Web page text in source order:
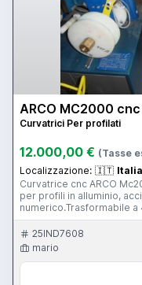
ARCO MC2000 cnc
Curvatrici Per profilati
12.000,00 € (Tasse
Localizzazione: 🇮🇹 Italia
Curvatrice cnc ARCO
per profili in alluminio,
numerico.Trasformabile
slitta centrale, consente
molto alto. Varie decine
recupero anime interne,
elettronico x rilevazione
POCHISSIME ORE DI
25IND7608
mario